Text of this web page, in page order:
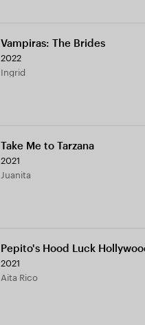
Vampiras: The Brides
2022
Ingrid
Take Me to Tarzana
2021
Juanita
Pepito's Hood Luck
2021
Aita Rico